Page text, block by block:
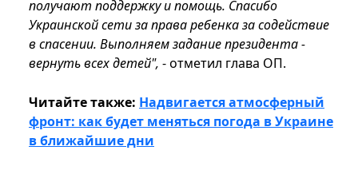
получают поддержку и помощь. Спасибо
Украинской сети за права ребенка за содействие
в спасении. Выполняем задание президента -
вернуть всех детей", - отметил глава ОП.
Читайте также: Надвигается атмосферный
фронт: как будет меняться погода в Украине
в ближайшие дни